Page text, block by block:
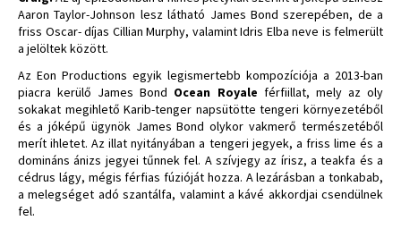
Aaron Taylor-Johnson lesz látható James Bond szerepében, de a
friss Oscar- díjas Cillian Murphy, valamint Idris Elba neve is felmerült
a jelöltek között.
Az Eon Productions egyik legismertebb kompozíciója a 2013-ban
piacra kerülő James Bond Ocean Royale férfiillat, mely az oly
sokakat megihlető Karib-tenger napsütötte tengeri környezetéből
és a jóképű ügynök James Bond olykor vakmerő természetéből
merít ihletet. Az illat nyitányában a tengeri jegyek, a friss lime és a
domináns ánizs jegyei tűnnek fel. A szívjegy az írisz, a teakfa és a
cédrus lágy, mégis férfias fúzióját hozza. A lezárásban a tonkabab,
a melegséget adó szantálfa, valamint a kávé akkordjai csendülnek
fel.